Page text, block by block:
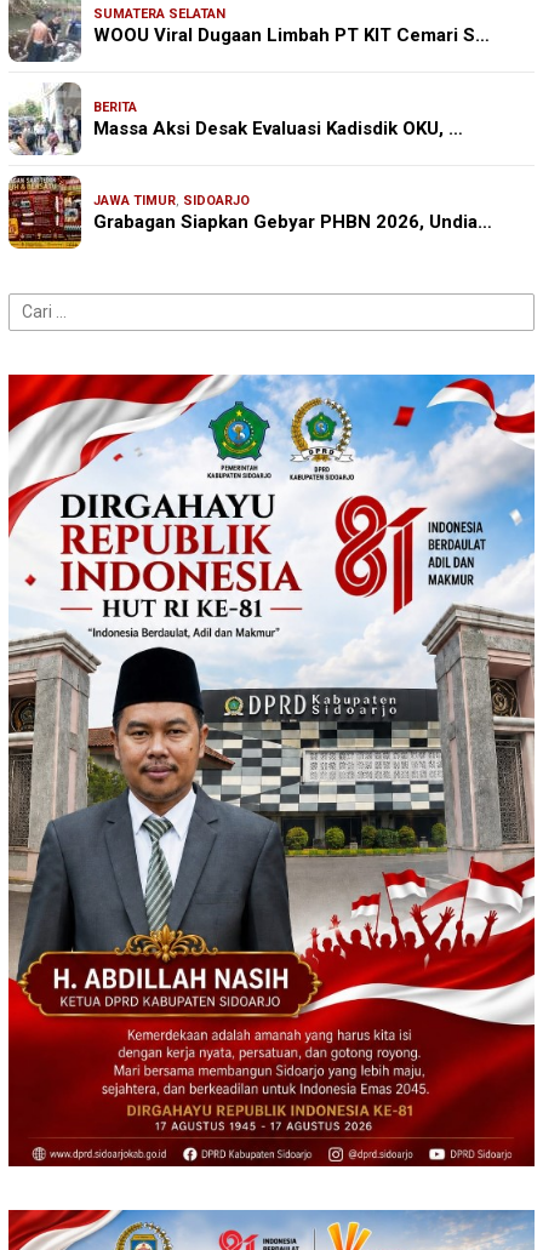
SUMATERA SELATAN
WOOU Viral Dugaan Limbah PT KIT Cemari S…
BERITA
Massa Aksi Desak Evaluasi Kadisdik OKU, …
JAWA TIMUR, SIDOARJO
Grabagan Siapkan Gebyar PHBN 2026, Undia…
Cari
untuk: